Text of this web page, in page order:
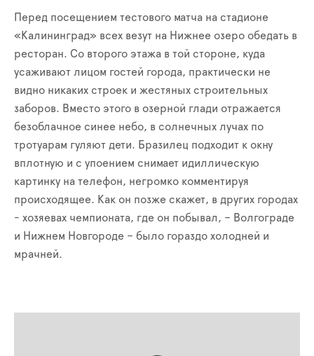
Перед посещением тестового матча на стадионе
«Калининград» всех везут на Нижнее озеро обедать в
ресторан. Со второго этажа в той стороне, куда
усаживают лицом гостей города, практически не
видно никаких строек и жестяных строительных
заборов. Вместо этого в озерной глади отражается
безоблачное синее небо, в солнечных лучах по
тротуарам гуляют дети. Бразилец подходит к окну
вплотную и с упоением снимает идиллическую
картинку на телефон, негромко комментируя
происходящее. Как он позже скажет, в других городах
- хозяевах чемпионата, где он побывал, – Волгограде
и Нижнем Новгороде – было гораздо холодней и
мрачней.